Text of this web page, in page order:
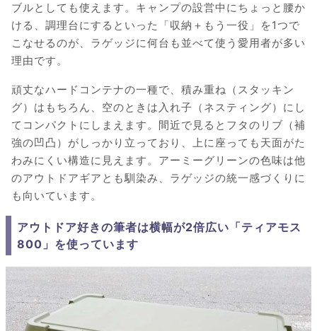
ブルとしても使えます。キャンプの設営中にちょっと腰か
ける、調理台にするといった「収納＋もう一役」を1つで
こなせるのが、ラゲッジに何台も並べて使う愛用者が多い
理由です。
頑丈なハードコンテナの一種で、積み重ね（スタッキン
グ）はもちろん、空のときは入れ子（ネスティング）にし
てコンパクトにしまえます。間近で見るとフタのリブ（補
強の凹凸）がしっかり立っており、上に座っても天面がた
わみにくい構造に見えます。アーミーグリーンの色味は他
のアウトドアギアとも馴染み、ラゲッジの統一感づくりに
も向いています。
アウトドア好きの筆者は横幅が2倍広い「ティアモス
800」を使っています